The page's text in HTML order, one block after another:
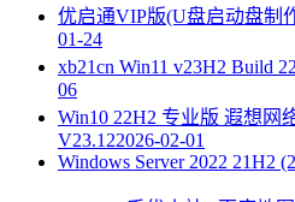
优启通VIP版(U盘启动盘制
01-24
xb21cn Win11 v23H2 Build
06
Win10 22H2 专业版 遐想网
V23.122026-02-01
Windows Server 2022 21H2